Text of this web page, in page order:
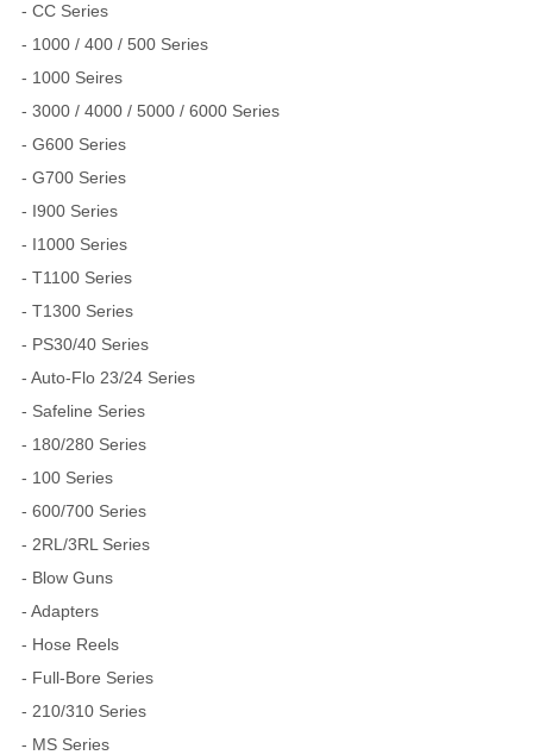
- CC Series
- 1000 / 400 / 500 Series
- 1000 Seires
- 3000 / 4000 / 5000 / 6000 Series
- G600 Series
- G700 Series
- I900 Series
- I1000 Series
- T1100 Series
- T1300 Series
- PS30/40 Series
- Auto-Flo 23/24 Series
- Safeline Series
- 180/280 Series
- 100 Series
- 600/700 Series
- 2RL/3RL Series
- Blow Guns
- Adapters
- Hose Reels
- Full-Bore Series
- 210/310 Series
- MS Series